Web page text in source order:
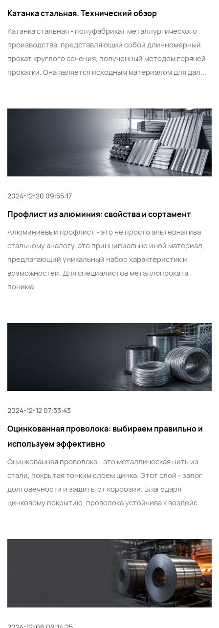
Катанка стальная. Технический обзор
Катанка стальная - полуфабрикат металлургического
производства, представляющий собой длинномерный
прокат круглого сечения, полученный методом горячей
прокатки. Она является исходным материалом для дал...
2024-12-20 09:55:17
Профлист из алюминия: свойства и сортамент
Алюминиевый профлист - это не просто альтернатива
стальному аналогу, это принципиально иной материал,
предлагающий уникальный набор характеристик и
возможностей. Для специалистов металлопроката
понима...
2024-12-12 07:33:43
Оцинкованная проволока: выбираем правильно и
используем эффективно
Оцинкованная проволока - это металлическая нить из
стали, покрытая тонким слоем цинка. Этот слой - залог
долговечности и защиты от коррозии. Благодаря
цинковому покрытию, проволока устойчива к воздейс...